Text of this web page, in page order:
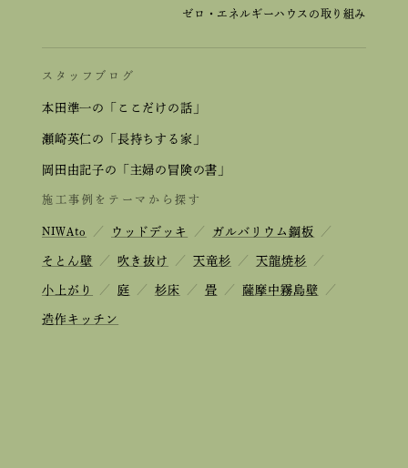
ゼロ・エネルギーハウスの取り組み
スタッフブログ
本田準一の「ここだけの話」
瀬崎英仁の「長持ちする家」
岡田由記子の「主婦の冒険の書」
施工事例をテーマから探す
NIWAto ／ ウッドデッキ ／ ガルバリウム鋼板 ／
そとん壁 ／ 吹き抜け ／ 天竜杉 ／ 天龍焼杉 ／
小上がり ／ 庭 ／ 杉床 ／ 畳 ／ 薩摩中霧島壁 ／
造作キッチン